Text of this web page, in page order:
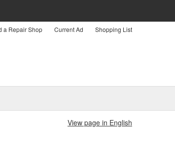
a Repair Shop Current Ad Shopping List
View page in English